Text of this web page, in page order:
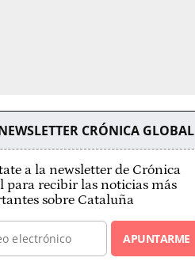
CRÓNICA GLOBAL
a la newsletter de Crónica
para recibir las noticias más
sobre Cataluña
APUNTARME